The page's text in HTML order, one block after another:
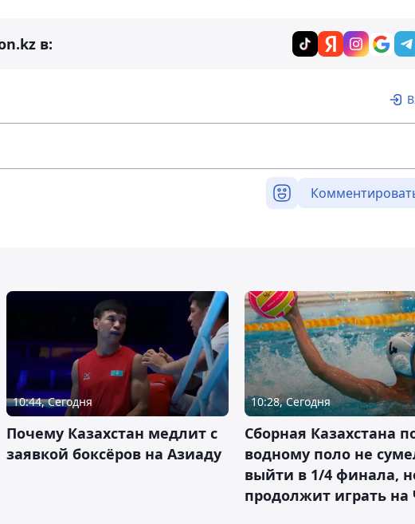
в:
10:44, Сегодня
Почему Казахстан медлит с
заявкой боксёров на Азиаду
10:28, Сегодня
Сборная Казахстана
водному поло не
выйти в 1/4 финала,
продолжит играть